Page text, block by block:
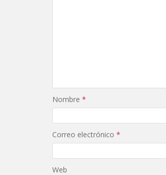
Nombre *
Correo electrónico *
Web